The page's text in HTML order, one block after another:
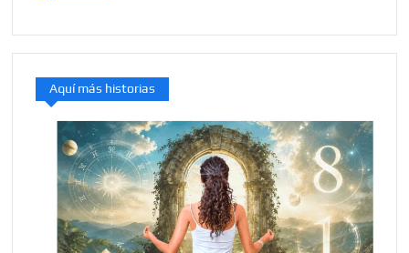
Aquí más historias